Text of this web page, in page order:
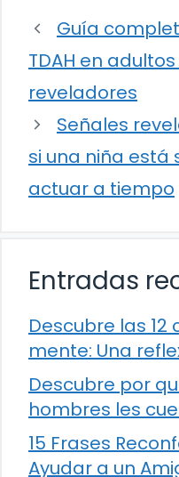
Guía
TDAH en
reveladores
Señales
si una niña está
actuar a tiempo
Entradas
Descubre las
mente: Una
Descubre por
hombres les
15 Frases
Ayudar a un